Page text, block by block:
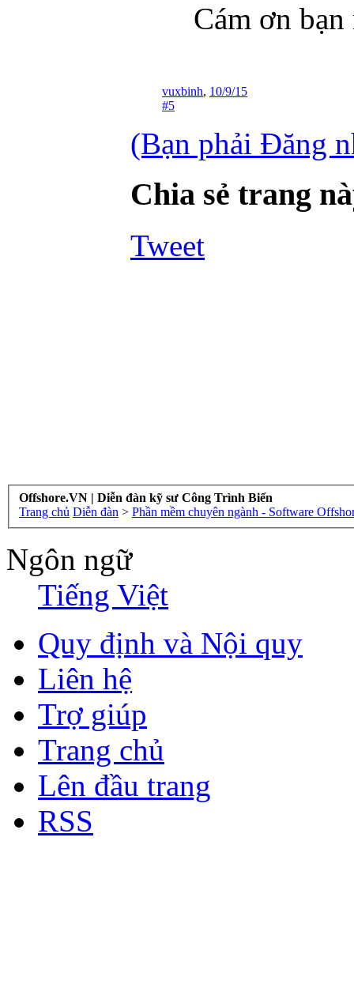
Cám ơn
vuxbinh, 10/9/15
#5
(Bạn phải Đăng
Chia sẻ trang
Tweet
Offshore.VN | Diễn đàn kỹ sư Công Trình Biển
Trang chủ Diễn đàn > Phần mềm chuyên ngành - Software
Ngôn ngữ
Tiếng Việt
Quy định và Nội quy
Liên hệ
Trợ giúp
Trang chủ
Lên đầu trang
RSS